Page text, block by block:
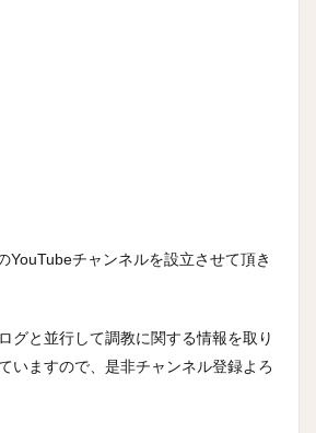
YouTubeチャンネルを設立させて頂き
グと並行して調教に関する情報を取り
いますので、是非チャンネル登録よろ